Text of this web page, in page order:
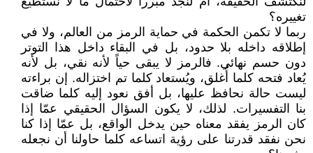
تغييره؟
ربما لا تكمن الحكمة في حماية الرمز من العالم، ولا في
إطلاقه داخله بلا حدود، بل في البقاء داخل هذا التوتر
دون حسم نهائي. فالرمز لا يبقى حياً لأنه نقي، بل لأنه
يُعاد فتحه كلما أُغلق، ويُستعاد كلما تم اختزاله. إن براءته
ليست حالة نحافظ عليها، بل أفق نعود إليه كلما ضاقت
بنا التفسيرات. لذلك، لا يكون السؤال الحقيقي عمّا إذا
كان الرمز يفقد معناه حين يدخل الواقع، بل عمّا إذا كنا
نحن نفقد قدرتنا على رؤية اتساعه كلما حاولنا أن نجعله